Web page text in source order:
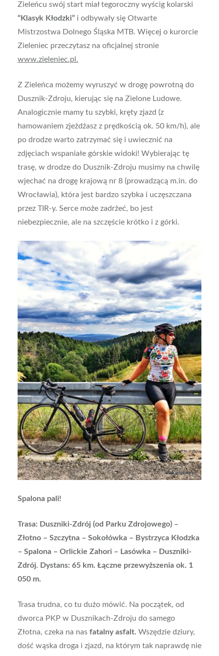
Zieleńcu swój start miał tegoroczny wyścig kolarski
“Klasyk Kłodzki”i odbywały się Otwarte
Mistrzostwa Dolnego Śląska MTB. Więcej o kurorcie
Zieleniec przeczytasz na oficjalnej stronie
www.zieleniec.pl.
Z Zieleńca możemy wyruszyć w drogę powrotną do
Dusznik-Zdroju, kierując się na Zielone Ludowe.
Analogicznie mamy tu szybki, kręty zjazd (z
hamowaniem zjeżdżasz z prędkością ok. 50 km/h), ale
po drodze warto zatrzymać się i uwiecznić na
zdjęciach wspaniałe górskie widoki! Wybierając tę
trasę, w drodze do Dusznik-Zdroju musimy na chwilę
wjechać na drogę krajową nr 8 (prowadzącą m.in. do
Wrocławia), która jest bardzo szybka i uczęszczana
przez TIR-y. Serce może zadrżeć, bo jest
niebezpiecznie, ale na szczęście krótko i z górki.
Spalona pali!
Trasa: Duszniki-Zdrój (od Parku Zdrojowego) –
Złotno – Szczytna – Sokołówka – Bystrzyca Kłodzka
– Spalona – Orlickie Zahori – Lasówka – Duszniki-
Zdrój. Dystans: 65 km. Łączne przewyższenia ok. 1
050 m.
Trasa trudna, co tu dużo mówić. Na początek, od
dworca PKP w Dusznikach-Zdroju do samego
Złotna, czeka na nasfatalny asfalt. Wszędzie dziury,
dość wąska droga i zjazd, na którym tak naprawdę nie